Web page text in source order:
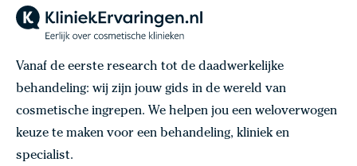
Vanaf de eerste research tot de daadwerkelijke
behandeling: wij zijn jouw gids in de wereld van
cosmetische ingrepen. We helpen jou een weloverwogen
keuze te maken voor een behandeling, kliniek en
specialist.